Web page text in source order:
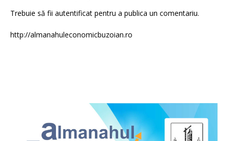
Trebuie să fii autentificat pentru a publica un comentariu.
http://almanahuleconomicbuzoian.ro